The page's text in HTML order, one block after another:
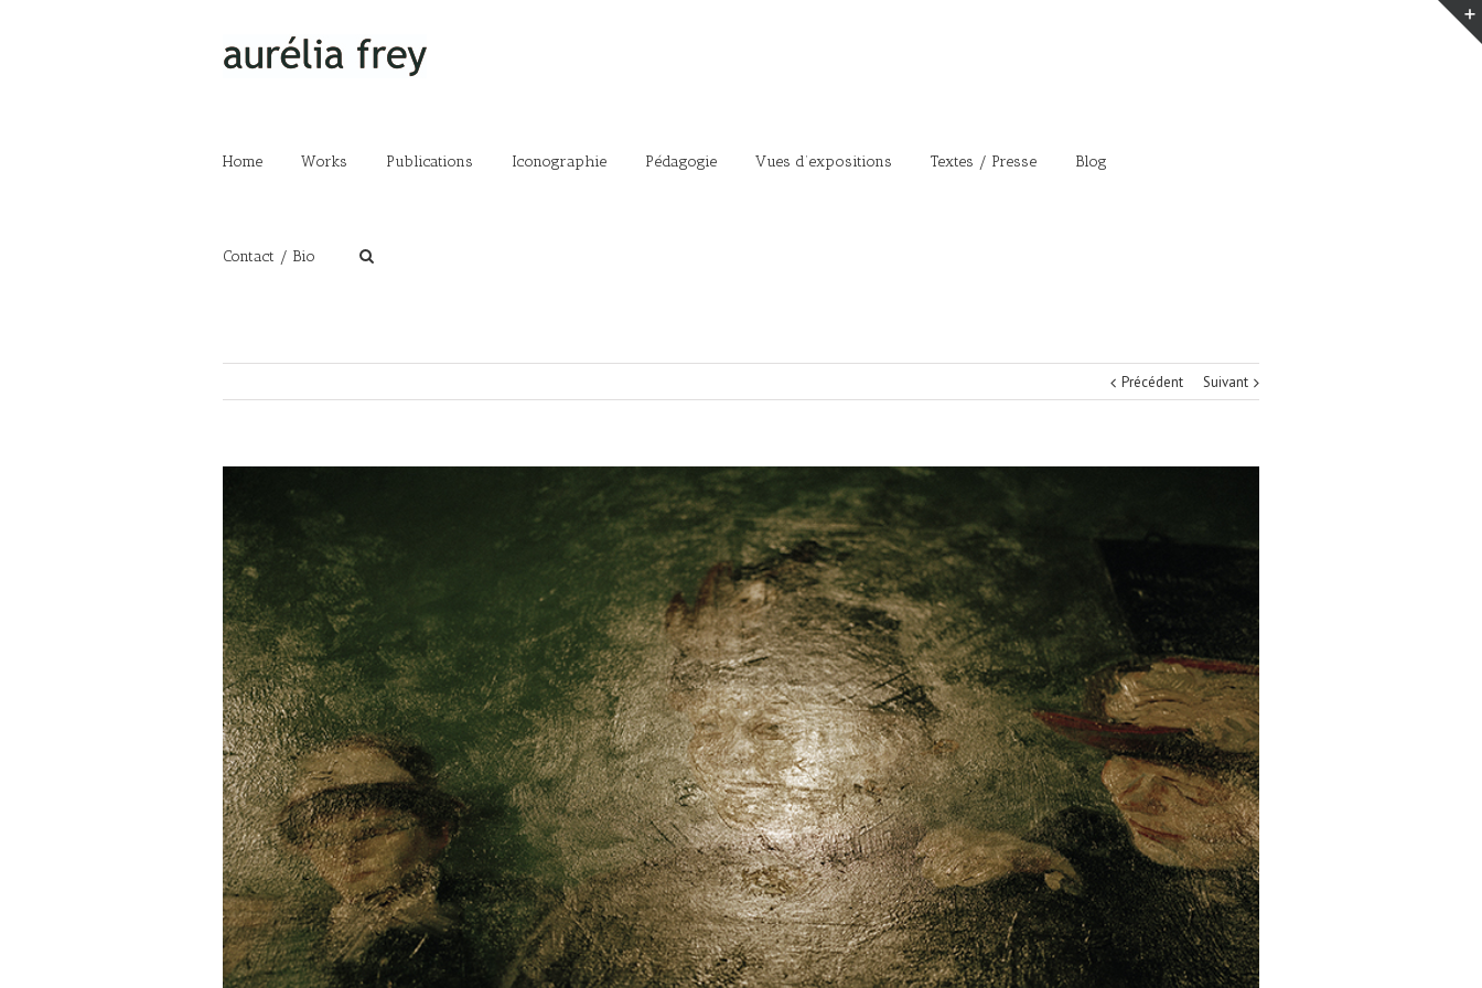
Home Works Publications Iconographie Pédagogie Vues d’expositions Textes / Presse Blog
Contact / Bio
Précédent Suivant